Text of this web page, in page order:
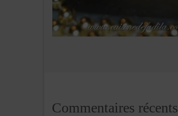
Commentaires récents